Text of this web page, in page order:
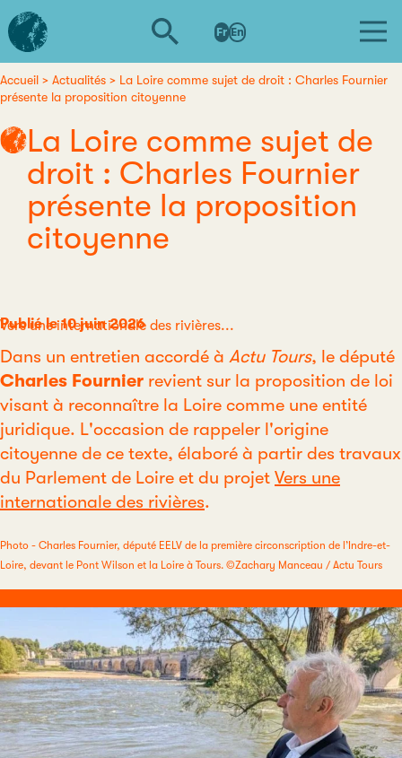
Aller
au
contenu
L'institut
d'études
avancées
de
Nantes
Fr En
Fil
d'Ariane
Accueil Actualités
La Loire comme sujet de droit : Charles Fournier
présente la proposition citoyenne
La Loire comme sujet de
droit : Charles Fournier
présente la proposition
citoyenne
Publié le 10 juin 2026
Catégorie
Vers une internationale des rivières...
Dans un entretien accordé à Actu Tours, le député
Charles Fournier revient sur la proposition de loi
visant à reconnaître la Loire comme une entité
juridique. L'occasion de rappeler l'origine
citoyenne de ce texte, élaboré à partir des travaux
du Parlement de Loire et du projet Vers une
internationale des rivières.
Photo - Charles Fournier, député EELV de la première circonscription de l’Indre-et-
Loire, devant le Pont Wilson et la Loire à Tours. ©Zachary Manceau / Actu Tours